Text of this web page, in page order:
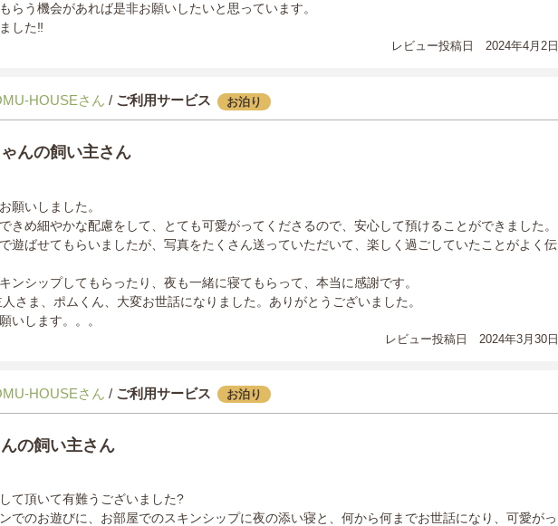
らう機会があれば是非お願いしたいと思っています。
した‼️
レビュー投稿日 2024年4月2日
HOUSEさん / ご利用サービス お泊り
んの飼い主さん
願いしました。
きめ細やかな配慮をして、とても可愛がってくださるので、安心して預けることができました。
遊ばせてもらいましたが、写真をたくさん送っていただいて、楽しく過ごしていたことがよく伝
ンシップしてもらったり、夜も一緒に寝てもらって、本当に感謝です。
さま、ポムくん、大変お世話になりました。ありがとうございました。
いします。。。
レビュー投稿日 2024年3月30日
HOUSEさん / ご利用サービス お泊り
の飼い主さん
て頂いて有難うございました?
でのお遊びに、お部屋でのスキンシップに夜の添い寝と、何から何までお世話になり、可愛がっ